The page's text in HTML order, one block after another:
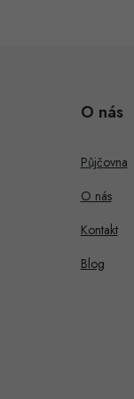
u
O nás
Půjčovna
O nás
Kontakt
Blog